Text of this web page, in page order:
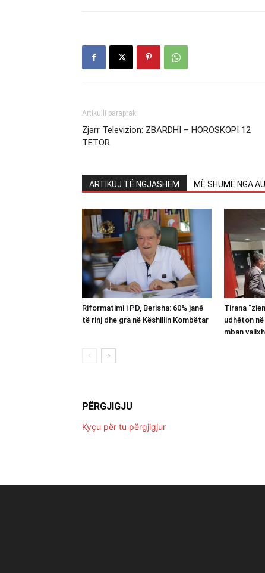
Artikulli paraprak
Zjarr Televizion: ZBARDHI – HOROSKOPI 12
TETOR
ARTIKUJ TË NGJASHËM MË SHUMË NGA
Riformatimi i PD, Berisha: 60% janë
të rinj dhe gra në Këshillin Kombëtar
Tirana
udhëton
mban
PËRGJIGJU
Kyçu për tu përgjigjur